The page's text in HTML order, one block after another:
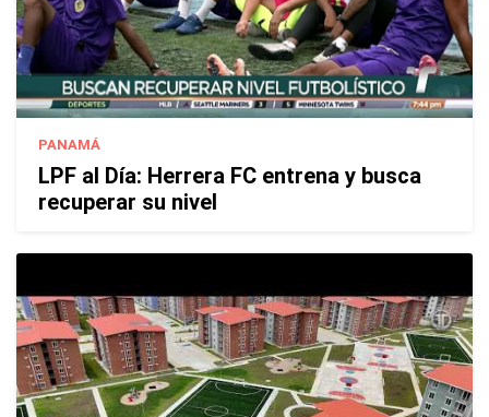
PANAMÁ
LPF al Día: Herrera FC entrena y busca
recuperar su nivel